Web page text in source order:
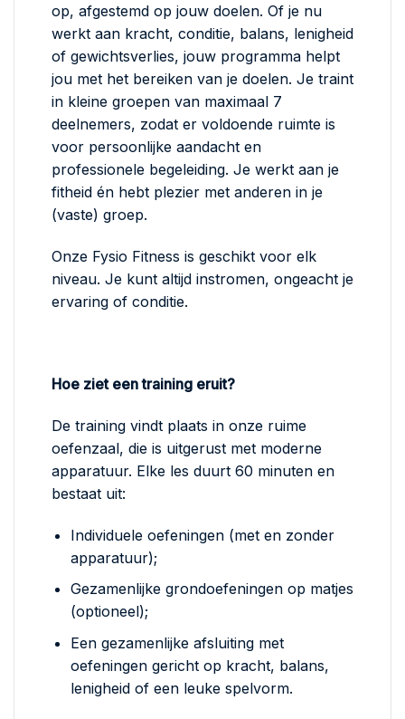
op, afgestemd op jouw doelen. Of je nu
werkt aan kracht, conditie, balans, lenigheid
of gewichtsverlies, jouw programma helpt
jou met het bereiken van je doelen. Je traint
in kleine groepen van maximaal 7
deelnemers, zodat er voldoende ruimte is
voor persoonlijke aandacht en
professionele begeleiding. Je werkt aan je
fitheid én hebt plezier met anderen in je
(vaste) groep.
Onze Fysio Fitness is geschikt voor elk
niveau. Je kunt altijd instromen, ongeacht je
ervaring of conditie.
Hoe ziet een training eruit?
De training vindt plaats in onze ruime
oefenzaal, die is uitgerust met moderne
apparatuur. Elke les duurt 60 minuten en
bestaat uit:
Individuele oefeningen (met en zonder
apparatuur);
Gezamenlijke grondoefeningen op matjes
(optioneel);
Een gezamenlijke afsluiting met
oefeningen gericht op kracht, balans,
lenigheid of een leuke spelvorm.